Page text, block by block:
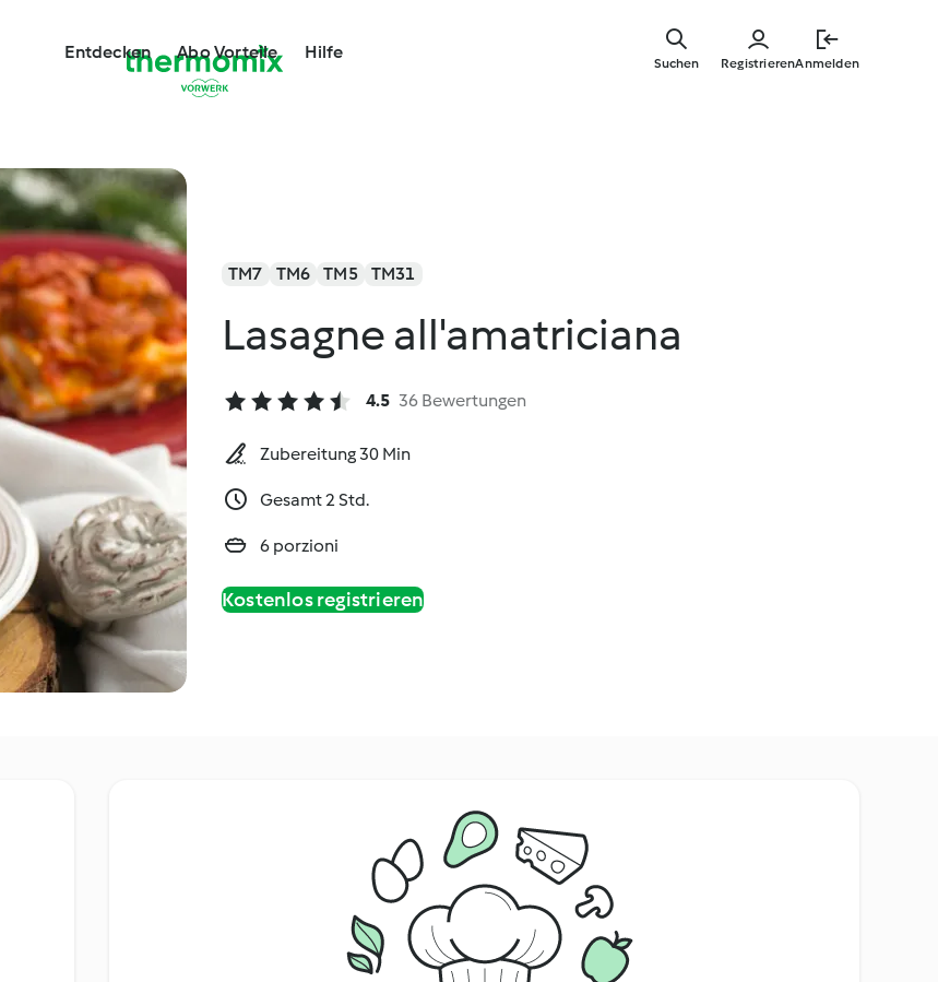
Entdecken Abo Vorteile Hilfe
RegistrierenAnmelden
Suchen
TM7 TM6 TM5 TM31
Lasagne all'amatriciana
4.5 36 Bewertungen
Zubereitung 30 Min
Gesamt 2 Std.
6 porzioni
Kostenlos registrieren